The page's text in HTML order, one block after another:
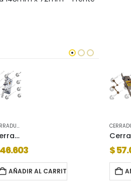
CERRADURAS
Cerradura kallay 4000 pernos redondos
AÑADIR AL CARRITO
$